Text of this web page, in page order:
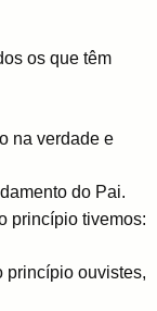
os que têm
na verdade e
do Pai.
princípio tivemos:
princípio ouvistes,